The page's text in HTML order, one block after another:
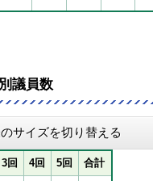
議員数
サイズを切り替える
3回 4回 5回 合計